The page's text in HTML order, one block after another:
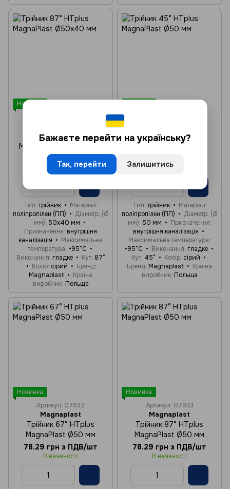
Новинка
Трійник 87° HTplus
MagnaPlast Ø50х40 мм
83.34 грн з ПДВ/шт
В наявності
Тип трійник
Матеріал
поліпропілен (ПП)
Діаметр, (Ø
мм) 50х40 мм
Призначення внутрішня
каналізація
Максимальна
температура +95°C
Виконання гладке Кут 87°
Колір сірий
Бренд
Magnaplast
Країна
виробник Польща
Трійник 45° HTplus
MagnaPlast Ø50 мм
В наявності
Тип трійник
Матеріал
поліпропілен (ПП)
Діаметр, (Ø
мм) 50 мм
Призначення
внутрішня каналізація
Максимальна температура
+95°C
Виконання гладке
Кут 45° Колір сірий
Бренд Magnaplast
Країна
виробник Польща
Новинка
Артикул: 07932
Magnaplast
Трійник 67° HTplus
MagnaPlast Ø50 мм
78.29 грн з ПДВ/шт
В наявності
Новинка
Артикул: 07933
Magnaplast
Трійник 87° HTplus
MagnaPlast Ø50 мм
78.29 грн з ПДВ/шт
В наявності
Бажаєте перейти на українську?
Так, перейти Залишитись